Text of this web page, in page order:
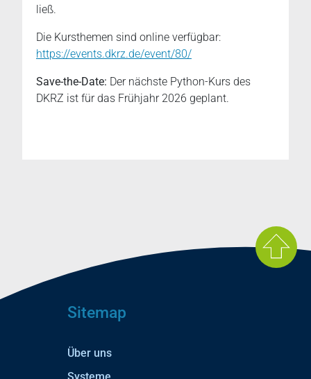
ließ.
Die Kursthemen sind online verfügbar:
https://events.dkrz.de/event/80/
Save-the-Date: Der nächste Python-Kurs des
DKRZ ist für das Frühjahr 2026 geplant.
Sitemap
Über uns